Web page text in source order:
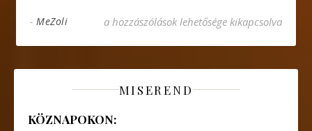
- MeZoli A Magyar Katolikus Püspöki Konferencia
a hozzászólások lehetősége kikapcsolva
MISEREND
KÖZNAPOKON: